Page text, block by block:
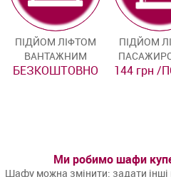
ПІДЙОМ ЛІФТОМ
ВАНТАЖНИМ
БЕЗКОШТОВНО
ПІДЙОМ
144 грн /
Ми робимо шафи
Шафу можна змінити: задати інші